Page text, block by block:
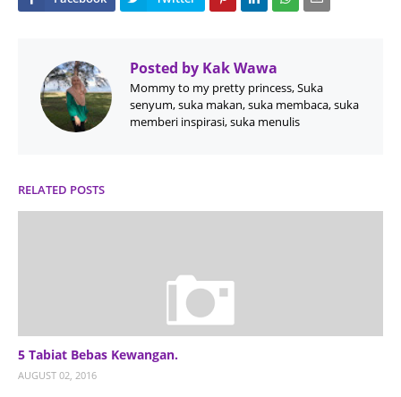
Posted by Kak Wawa
Mommy to my pretty princess, Suka
senyum, suka makan, suka membaca, suka
memberi inspirasi, suka menulis
RELATED POSTS
5 Tabiat Bebas Kewangan.
AUGUST 02, 2016